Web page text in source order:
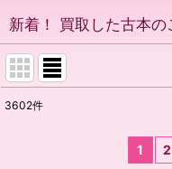
新着！ 買取した古本の
3602件
1 2